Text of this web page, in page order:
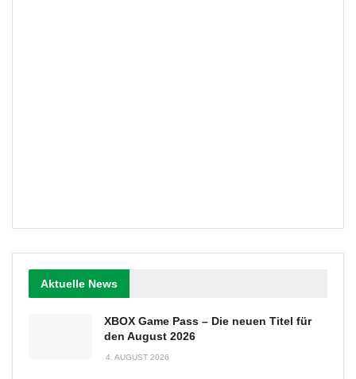
Aktuelle News
XBOX Game Pass – Die neuen Titel für
den August 2026
4. AUGUST 2026